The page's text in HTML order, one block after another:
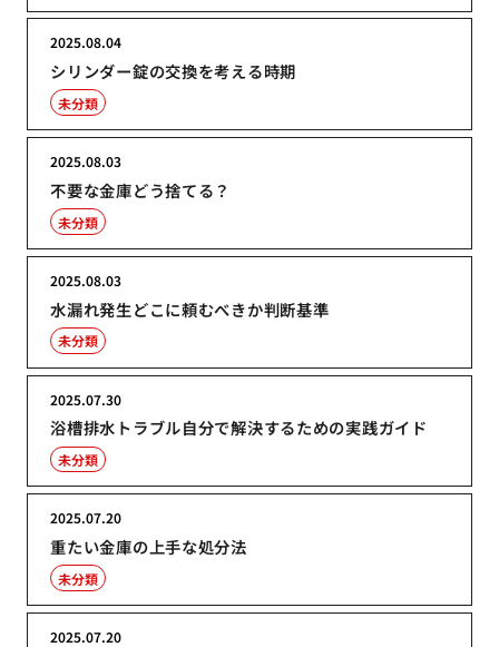
シリンダー錠の交換を考える時期
2025.08.04
未分類
不要な金庫どう捨てる？
2025.08.03
未分類
水漏れ発生どこに頼むべきか判断基準
2025.08.03
未分類
浴槽排水トラブル自分で解決するための実践ガイド
2025.07.30
未分類
重たい金庫の上手な処分法
2025.07.20
未分類
2025.07.20